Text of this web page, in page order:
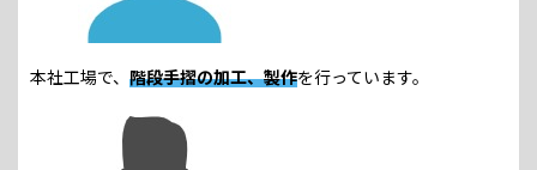
本社工場で、 階段手摺の加工、製作を行っています。